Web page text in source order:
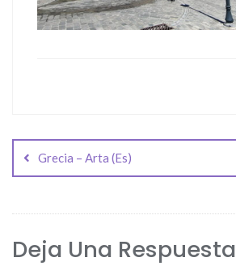
de
entradas
Grecia – Arta (Es)
Deja Una Respuesta